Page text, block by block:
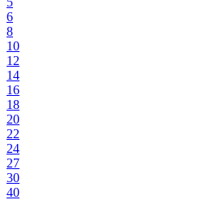
6
8
10
12
14
16
18
20
22
24
27
30
40